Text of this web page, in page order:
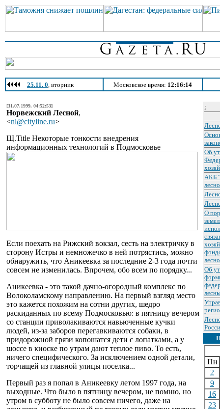
25.11. 0, вторник Московское время: 12:16:14
[31.07.1999, 04:52:53]
Норвежский Лесной,
<nl@cityline.ru>
Щ.Title Некоторые тонкости внедрения
информационных технологий в Подмосковье
Если поехать на Рижский вокзал, сесть на электричку в
сторону Истры и немножечко в ней потрястись, можно
обнаружить, что Аникеевка за последние 2-3 года почти
совсем не изменилась. Впрочем, обо всем по порядку...
Аникеевка - это такой дачно-огородный комплекс по
Волоколамскому направлению. На первый взгляд место
это кажется похожим на сотни других, шедро
раскиданных по всему Подмосковью: в пятницу вечером
со станции приволакиваются навьюченные кучки
людей, из-за заборов перегавкиваются собаки, в
придорожной грязи копошатся дети с лопатками, а у
шоссе в киоске по утрам дают теплое пиво. То есть,
ничего специфического. За исключением одной детали,
торчащей из главной улицы поселка...
Первый раз я попал в Аникеевку летом 1997 года, на
выходные. Что было в пятницу вечером, не помню, но
утром в субботу не было совсем ничего, даже на
;
Об
АКБ
О
Об
Пн
2
9
16
23